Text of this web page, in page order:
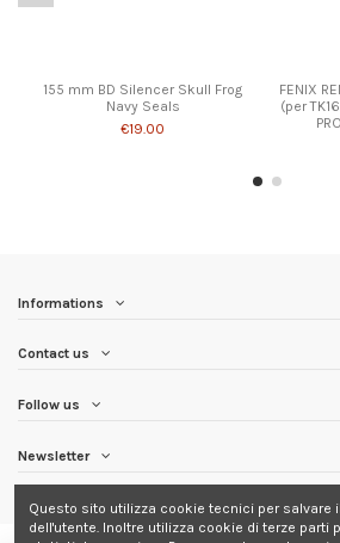
155 mm BD Silencer Skull Frog
Navy Seals
€19.00
FENIX
(per
Informations
Contact us
Follow us
Newsletter
Questo sito utilizza cookie tecnici per salvare
dell'utente. Inoltre utilizza cookie di terze parti